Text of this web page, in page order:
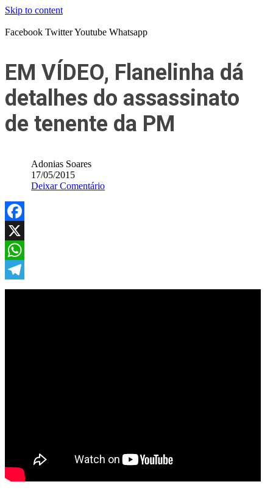
Skip to content
Facebook TwitterYoutube Whatsapp
EM VÍDEO, Flanelinha dá
detalhes do assassinato
de tenente da PM
Adonias Soares
17/05/2015
Deixar Comentário
Facebook
X
WhatsApp
Telegram